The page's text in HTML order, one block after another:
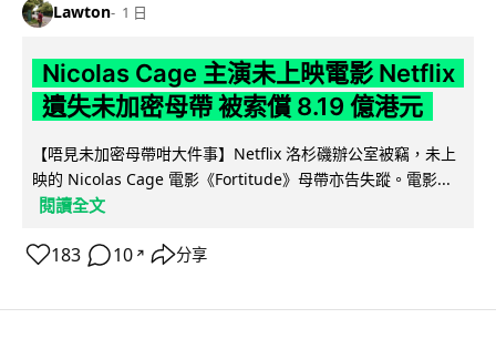
Lawton 1 日
Nicolas Cage 主演未上映電影 Netflix
遺失未加密母帶 被索償 8.19 億港元
【唔見未加密母帶咁大件事】Netflix 洛杉磯辦公室被竊，未上
映的 Nicolas Cage 電影《Fortitude》母帶亦告失蹤。電影...
閱讀全文
183 10 ↗ 分享